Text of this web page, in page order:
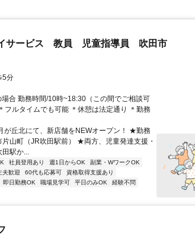
サービス 教員 児童指導員 吹田市
5分
合 勤務時間/10時~18:30（この間でご相談可
フルタイムでも可能 ＊休憩は法定通り ＊勤務
丘北にて、新店舗をNEWオープン！ ★勤務
山町（JR吹田駅前） ★両方、児童発達支援・
駅か...
社員登用あり 週1日からOK
副業・WワークOK
夫歓迎 60代も応募可
資格取得支援あり
即日勤務OK 職場見学可 平日のみOK
経験不問